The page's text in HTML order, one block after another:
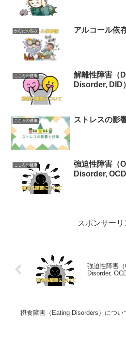
からだの悩み アルコール依
こころの健康
解離性障害（
Disorder, DID）
こころの健康 ストレスの影
こころの健康
強迫性障害（
Disorder, OCD
スポンサーリ
強迫性障害
Disorder, OCD
摂食障害（Eating Disorders）につい